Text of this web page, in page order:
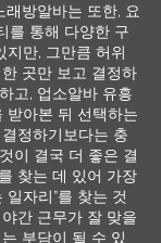
방알바는 또한, 요
를 통해 다양한 구
지만, 그만큼 허위
곳만 보고 결정하
고, 업소알바 유흥
아본 뒤 선택하는
정하기보다는 충
이 결국 더 좋은 결
찾는 데 있어 가장
일자리”를 찾는 것
간 근무가 잘 맞을
부담이 될 수 있